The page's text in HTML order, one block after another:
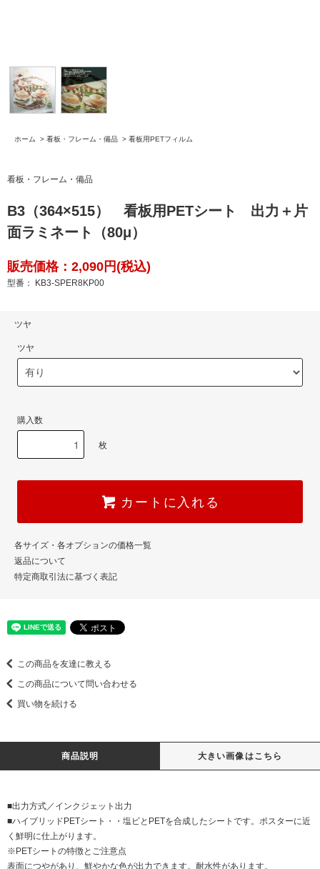
ホーム > 看板・フレーム・備品 > 看板用PETフィルム
看板・フレーム・備品
B3（364×515） 看板用PETシート 出力＋片
面ラミネート（80μ）
販売価格：2,090円(税込)
型番： KB3-SPER8KP00
ツヤ
ツヤ
購入数
枚
カートに入れる
各サイズ・各オプションの価格一覧
返品について
特定商取引法に基づく表記
この商品を友達に教える
この商品について問い合わせる
買い物を続ける
商品説明 大きい画像はこちら
■出力方式／インクジェット出力
■ハイブリッドPETシート・・塩ビとPETを合成したシートです。ポスターに近
く鮮明に仕上がります。
※PETシートの特徴とご注意点
表面につやがあり、鮮やかな色が出力できます。耐水性があります。